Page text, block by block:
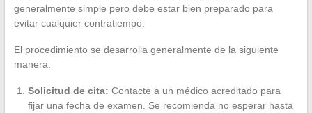
generalmente simple pero debe estar bien preparado para
evitar cualquier contratiempo.
El procedimiento se desarrolla generalmente de la siguiente
manera:
Solicitud de cita: Contacte a un médico acreditado para
fijar una fecha de examen. Se recomienda no esperar hasta